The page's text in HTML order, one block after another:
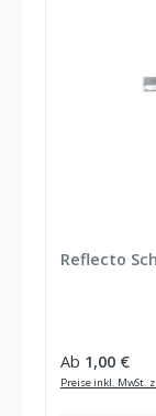
Reflecto
Regulärer
Ab 1,00 €
Preise inkl. MwSt.